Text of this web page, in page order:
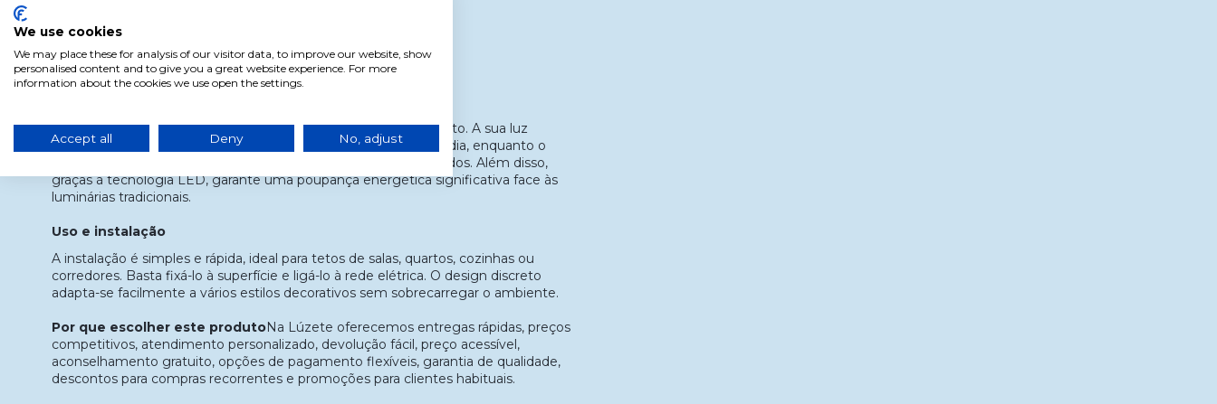
Vida útil: aprox. 30.000 h
Regulável: não
Comando: não incluído
O Plafon Málaga LED combina estilo e eficiência num só produto. A sua luz
natural favorece a concentração e proporciona clareza no dia a dia, enquanto o
design circular compacto permite instalá-lo em espaços reduzidos. Além disso,
graças à tecnologia LED, garante uma poupança energética significativa face às
luminárias tradicionais.
Uso e instalação
A instalação é simples e rápida, ideal para tetos de salas, quartos, cozinhas ou
corredores. Basta fixá-lo à superfície e ligá-lo à rede elétrica. O design discreto
adapta-se facilmente a vários estilos decorativos sem sobrecarregar o ambiente.
Por que escolher este produtoNa Lúzete oferecemos entregas rápidas, preços
competitivos, atendimento personalizado, devolução fácil, preço acessível,
aconselhamento gratuito, opções de pagamento flexíveis, garantia de qualidade,
descontos para compras recorrentes e promoções para clientes habituais.
We use cookies
We may place these for analysis of our visitor data, to improve our website, show
personalised content and to give you a great website experience. For more
information about the cookies we use open the settings.
Accept all Deny No, adjust